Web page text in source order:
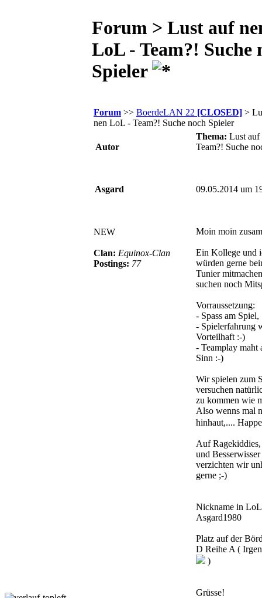
Forum > Lust auf
LoL - Team?! Suche
Spieler
Forum >> BoerdeLAN 22 [CLOSED] >
nen LoL - Team?! Suche noch Spieler
Autor
Thema: Lust
Team?! Suche
Asgard 09.05.2014 um
NEW
Clan: Equinox-Clan
Postings: 77
Moin moin
Ein Kollege und
würden gerne
Tunier
suchen noch
Vorraussetzung:
- Spass am Spiel,
- Spielerfahrung
Vorteilhaft :-)
- Teamplay maht
Sinn :-)
Wir spielen zum
versuchen
zu kommen wie
Also wenns mal
hinhaut,....
Auf
und Besserwisser
verzichten wir
gerne ;-)
Nickname in
Asgard1980
Platz auf der
D Reihe A (
)
Grüsse!